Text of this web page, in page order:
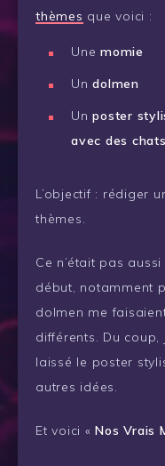
thèmes que voici :
Une momie
Undolmen
Unposter
avec des
L’objectif : rédiger
thèmes.
Ce n’était pas
début, notamment
dolmen me
différents. Du coup,
laissé le poster
autres idées.
Et voici «Nos Vrais